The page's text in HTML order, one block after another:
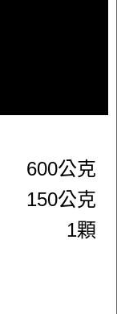
600公克
150公克
1顆